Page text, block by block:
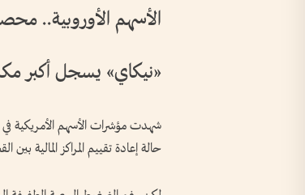
الأسهم الأوروبية..
«نيكاي» يسجل أكبر
شهدت مؤشرات الأسهم الأمريكية
حالة إعادة تقييم المراكز المالية